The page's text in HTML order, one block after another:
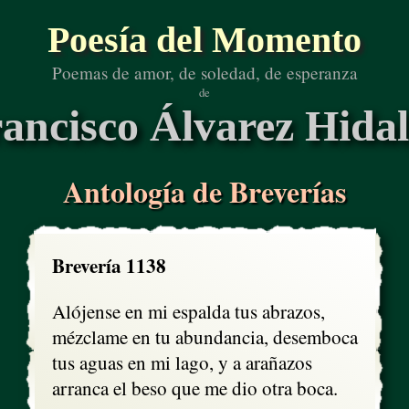
Poesía del Momento
Poemas de amor, de soledad, de esperanza
de
Álvarez
Antología de Breverías
Brevería 1138
Alójense en mi espalda tus abrazos,
mézclame en tu abundancia, desemboca
tus aguas en mi lago, y a arañazos
arranca el beso que me dio otra boca.